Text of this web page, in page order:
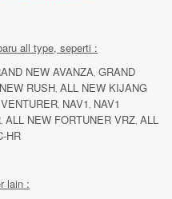
all type, seperti :
NEW AVANZA, GRAND
RUSH, ALL NEW KIJANG
, NAV1, NAV1
, ALL NEW FORTUNER VRZ, ALL
HR
lain :